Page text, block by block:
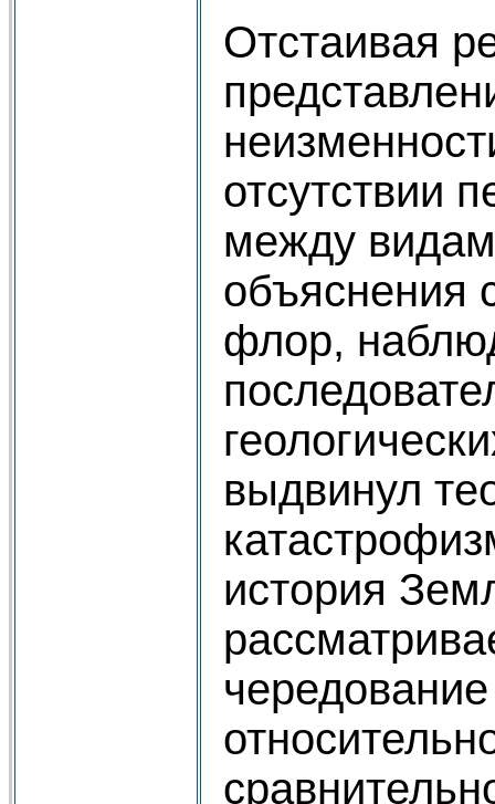
Отстаивая
отсутствии
между
объяснения
флор,
выдвинул
история